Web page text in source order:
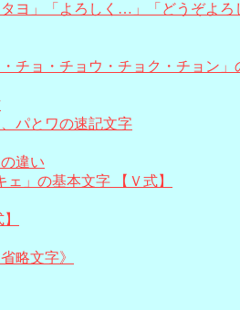
ヨ」「よろしく…」「どうぞよろ
チョ・チョウ・チョク・チョン」
パとワの速記文字
違い
」の基本文字 【Ｖ式】
略文字》